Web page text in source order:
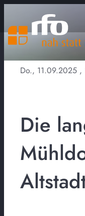
Do., 11.09.2025 ,
Die